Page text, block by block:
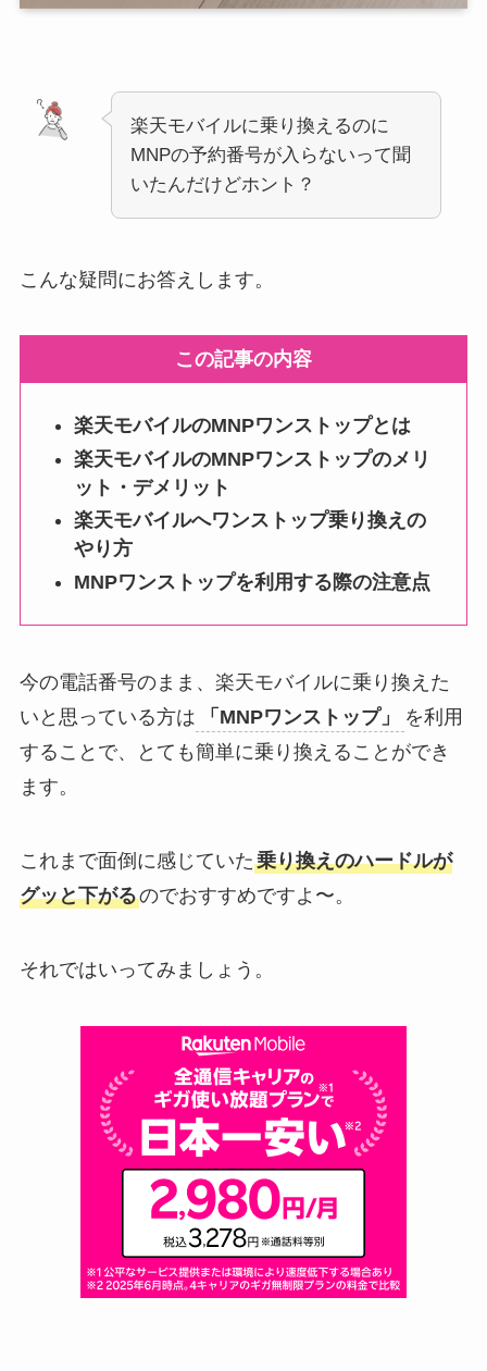
楽天モバイルに乗り換えるのに
MNPの予約番号が入らないって聞
いたんだけどホント？
こんな疑問にお答えします。
この記事の内容
楽天モバイルのMNPワンストップとは
楽天モバイルのMNPワンストップのメリ
ット・デメリット
楽天モバイルへワンストップ乗り換えの
やり方
MNPワンストップを利用する際の注意点
今の電話番号のまま、楽天モバイルに乗り換えた
いと思っている方は
「MNPワンストップ」
を利用
することで、とても簡単に乗り換えることができ
ます。
これまで面倒に感じていた乗り換えのハードルが
グッと下がるのでおすすめですよ〜。
それではいってみましょう。